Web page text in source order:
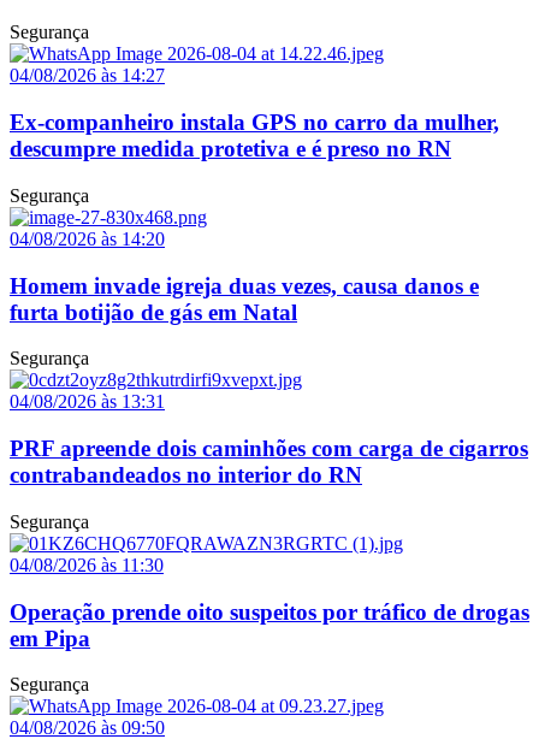
Segurança
04/08/2026 às 14:27
Ex-companheiro instala GPS no carro da mulher,
descumpre medida protetiva e é preso no RN
Segurança
04/08/2026 às 14:20
Homem invade igreja duas vezes, causa danos e
furta botijão de gás em Natal
Segurança
04/08/2026 às 13:31
PRF apreende dois caminhões com carga de cigarros
contrabandeados no interior do RN
Segurança
04/08/2026 às 11:30
Operação prende oito suspeitos por tráfico de drogas
em Pipa
Segurança
04/08/2026 às 09:50